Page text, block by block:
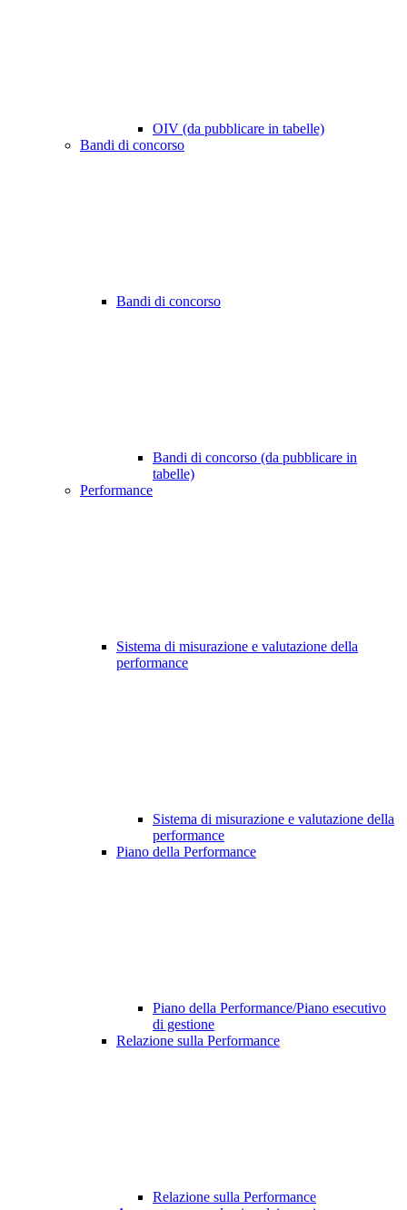
OIV (da pubblicare in tabelle)
Bandi di concorso
Bandi di concorso
Bandi di concorso (da pubblicare in
tabelle)
Performance
Sistema di misurazione e valutazione della
performance
Sistema di misurazione e valutazione della
performance
Piano della Performance
Piano della Performance/Piano esecutivo
di gestione
Relazione sulla Performance
Relazione sulla Performance